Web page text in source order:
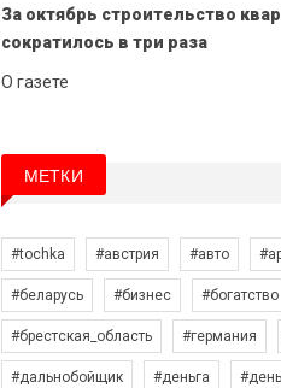
За октябрь строительство
сократилось в три раза
О газете
МЕТКИ
#tochka #австрия #авто
#беларусь #бизнес #богатство
#брестская_область #германия
#дальнобойщик #деньга